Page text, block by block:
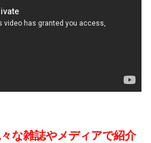
な雑誌やメディアで紹介